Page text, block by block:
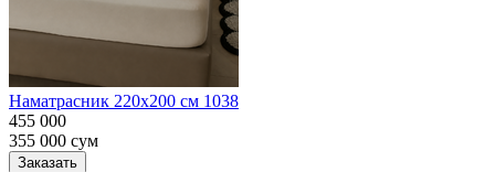
Наматрасник 220х200 см 1038
455 000
355 000 сум
Заказать